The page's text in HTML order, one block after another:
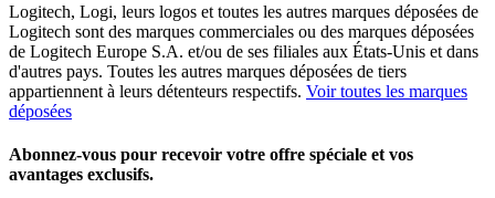
Logitech, Logi, leurs logos et toutes les autres marques déposées de
Logitech sont des marques commerciales ou des marques déposées
de Logitech Europe S.A. et/ou de ses filiales aux États-Unis et dans
d'autres pays. Toutes les autres marques déposées de tiers
appartiennent à leurs détenteurs respectifs. Voir toutes les marques
déposées
Abonnez-vous pour recevoir votre offre spéciale et vos
avantages exclusifs.